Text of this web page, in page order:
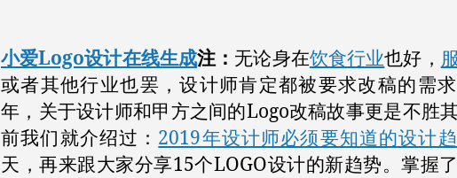
小爱Logo设计在线生成注： 无论身在饮食行业也好，
或者其他行业也罢，设计师肯定都被要求改稿的需
年，关于设计师和甲方之间的Logo改稿故事更是不胜
前我们就介绍过： 2019年设计师必须要知道的设计
天，再来跟大家分享15个LOGO设计的新趋势。掌握